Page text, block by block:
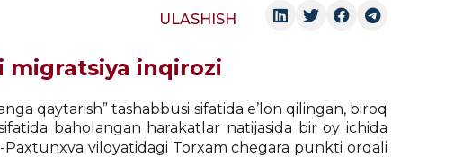
ULASHISH
migratsiya inqirozi
qaytarish” tashabbusi sifatida e’lon qilingan, biroq
baholangan harakatlar natijasida bir oy ichida
viloyatidagi Torxam chegara punkti orqali